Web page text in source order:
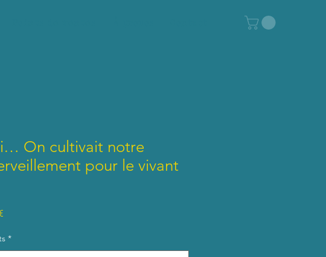
On cultivait notre
pour le vivant
*